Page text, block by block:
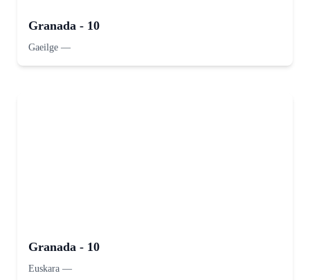
Granada - 10
Gaeilge —
Granada - 10
Euskara —